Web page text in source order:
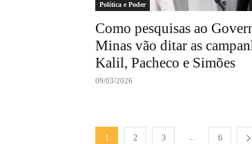
Política e Poder
Como pesquisas ao
Minas vão ditar as
Kalil, Pacheco e Simões
09/03/2026
1 2 3 ... 6